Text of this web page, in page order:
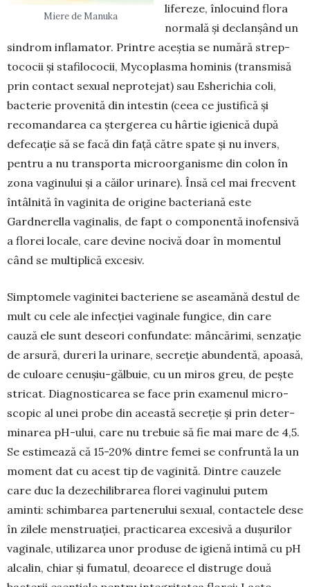
Miere de Manuka
lifereze, înlocuind flora
normală și declanșând un
sindrom inflamator. Printre aceștia se numără strep­
tococii și stafilococii, Myco­plasma hominis (transmisă
prin con­tact sexual neprotejat) sau Esherichia coli,
bacterie provenită din intestin (ceea ce justifică și
recomandarea ca ștergerea cu hâr­tie igienică după
defecație să se facă din față către spate și nu invers,
pentru a nu trans­porta microorganisme din colon în
zona vaginului și a căilor urinare). Însă cel mai frecvent
în­tâlnită în vaginita de origine bacte­riană este
Gardnerella vaginalis, de fapt o componentă ino­fensivă
a florei locale, care devine nocivă doar în momentul
când se mul­tiplică excesiv.
Simptomele vaginitei bacte­riene se aseamănă destul de
mult cu cele ale infecției vaginale fun­gice, din care
cauză ele sunt de­seori confundate: mâncărimi, sen­zație
de arsură, dureri la urinare, secreție abundentă, apoasă,
de culoare cenușiu-găl­buie, cu un miros greu, de pește
stricat. Diag­nosticarea se face prin examenul micro­
scopic al unei probe din această secreție și prin deter­
minarea pH-ului, care nu trebuie să fie mai mare de 4,5.
Se estimează că 15-20% dintre femei se confruntă la un
moment dat cu acest tip de vagi­nită. Dintre cauzele
care duc la dezechilibrarea florei vaginului putem
aminti: schimbarea parte­nerului sexual, contactele dese
în zilele menstrua­ției, practicarea excesivă a dușurilor
vaginale, utili­zarea unor produse de igienă intimă cu pH
alcalin, chiar și fumatul, deoarece el distruge două